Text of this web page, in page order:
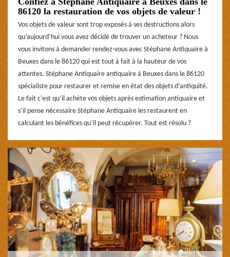
86120 la restauration de vos objets de valeur !
Vos objets de valeur sont trop exposés à ses destructions alors
qu’aujourd’hui vous avez décidé de trouver un acheteur ? Nous
vous invitons à demander rendez-vous avec Stéphane Antiquaire à
Beuxes dans le 86120 qui est tout à fait à la hauteur de vos
attentes. Stéphane Antiquaire antiquaire à Beuxes dans le 86120
spécialiste pour restaurer et remise en état des objets d’antiquité.
Le fait c'est qu’il achète vos objets après estimation antiquaire et
s’il pense nécessaire Stéphane Antiquaire les restaurent en
calculant les bénéfices qu’il peut récupérer. Tout est résolu ?